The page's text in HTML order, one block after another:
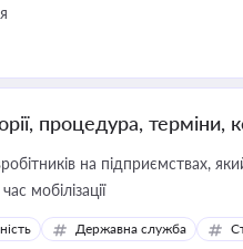
процедура, терміни,
на підприємствах,
мобілізації
Державна служба